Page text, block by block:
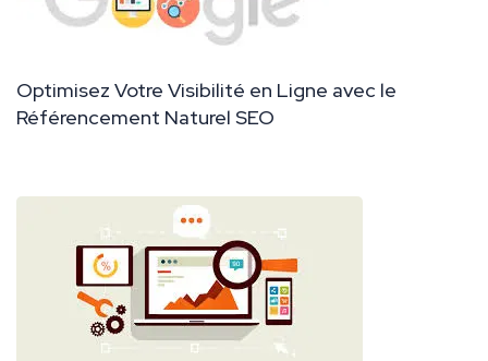
Optimisez Votre Visibilité en Ligne avec le
Référencement Naturel SEO